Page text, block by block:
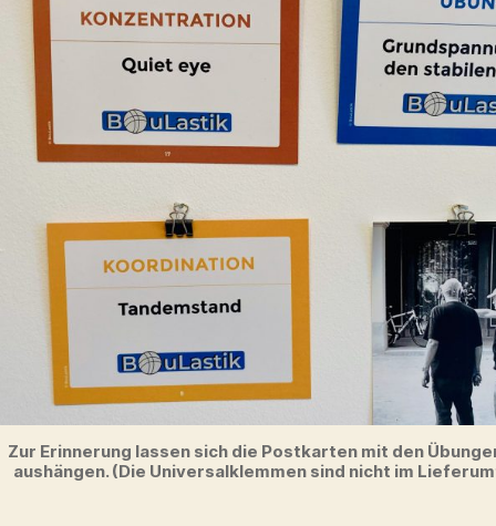
Zur Erinnerung lassen sich die Postkarten mit den
aushängen. (Die Universalklemmen sind nicht im